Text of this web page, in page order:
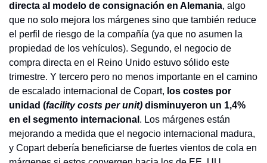
directa al modelo de consignación en Alemania, algo
que no solo mejora los márgenes sino que también reduce
el perfil de riesgo de la compañía (ya que no asumen la
propiedad de los vehículos). Segundo, el negocio de
compra directa en el Reino Unido estuvo sólido este
trimestre. Y tercero pero no menos importante en el camino
de escalado internacional de Copart, los costes por
unidad (facility costs per unit) disminuyeron un 1,4%
en el segmento internacional . Los márgenes están
mejorando a medida que el negocio internacional madura,
y Copart debería beneficiarse de fuertes vientos de cola en